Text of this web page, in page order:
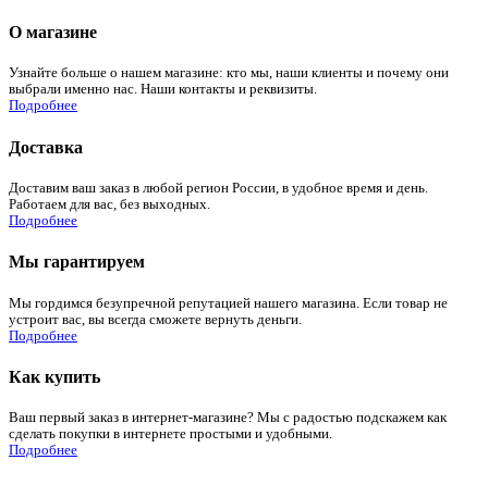
О магазине
Узнайте больше о нашем магазине: кто мы, наши клиенты и почему они
выбрали именно нас. Наши контакты и реквизиты.
Подробнее
Доставка
Доставим ваш заказ в любой регион России, в удобное время и день.
Работаем для вас, без выходных.
Подробнее
Мы гарантируем
Мы гордимся безупречной репутацией нашего магазина. Если товар не
устроит вас, вы всегда сможете вернуть деньги.
Подробнее
Как купить
Ваш первый заказ в интернет-магазине? Мы с радостью подскажем как
сделать покупки в интернете простыми и удобными.
Подробнее